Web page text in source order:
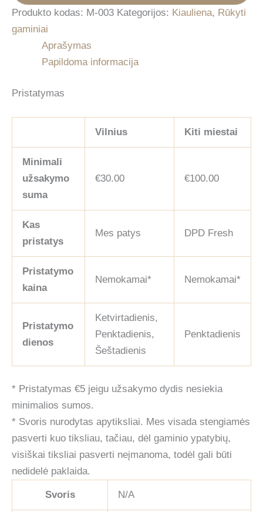
Produkto kodas: M-003 Kategorijos: Kiauliena, Rūkyti
gaminiai
Aprašymas
Papildoma informacija
Pristatymas
Vilnius Kiti miestai
Minimali
užsakymo
suma
€30.00 €100.00
Kas
pristatys
Mes patys DPD Fresh
Pristatymo
kaina
Nemokamai* Nemokamai*
Pristatymo
dienos
Ketvirtadienis,
Penktadienis,
Šeštadienis
Penktadienis
* Pristatymas €5 jeigu užsakymo dydis nesiekia
minimalios sumos.
* Svoris nurodytas apytiksliai. Mes visada stengiamės
pasverti kuo tiksliau, tačiau, dėl gaminio ypatybių,
visiškai tiksliai pasverti neįmanoma, todėl gali būti
nedidelė paklaida.
Svoris N/A